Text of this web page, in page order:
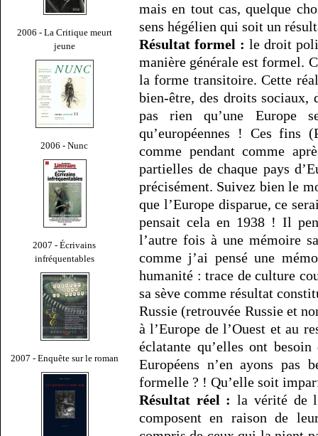
2006 - La Critique meurt
jeune
2006 - Nunc
2007 - Écrivains
infréquentables
2007 - Enquête sur le roman
mais en tout cas, quelque
sens hégélien qui soit un
Résultat formel : le droit
manière générale est formel.
la forme transitoire. Cette
bien-être, des droits sociaux,
pas rien qu’une Europe
qu’européennes ! Ces fins
comme pendant comme
partielles de chaque pays
précisément. Suivez bien le
que l’Europe disparue, ce
pensait cela en 1938 ! Il
l’autre fois à une mémoire
comme j’ai pensé une
humanité : trace de culture
sa sève comme résultat
Russie (retrouvée Russie et
à l’Europe de l’Ouest et au
éclatante qu’elles ont
Européens n’en ayons pas
formelle ? ! Qu’elle soit
Résultat réel : la vérité de
composent en raison de